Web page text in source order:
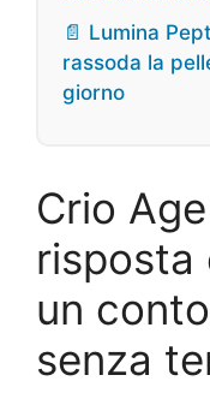
📄 Lumina
rassoda la
giorno
Crio
risposta
un
senza